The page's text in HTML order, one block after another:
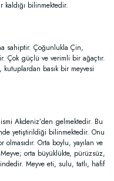
kaldığı bilinmektedir.
sahiptir. Çoğunlukla Çin,
Çok güçlü ve verimli bir ağaçtır.
kutuplardan basık bir meyvesi
Akdeniz’den gelmektedir. Bu
yetiştirildiği bilinmektedir. Onu
Orta boylu, yayılan ve
orta büyüklükte, pürüzsüz,
Meyve eti, sulu, tatlı, hafif